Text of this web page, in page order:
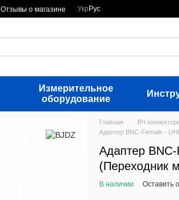
Отзывы о магазине Укр Рус
Измерительное
оборудование
Главная ВЧ
Адаптер BNC-Female -
Адаптер
(Переходник
В наличии Оставить